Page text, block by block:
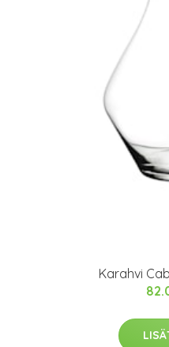
Karahvi